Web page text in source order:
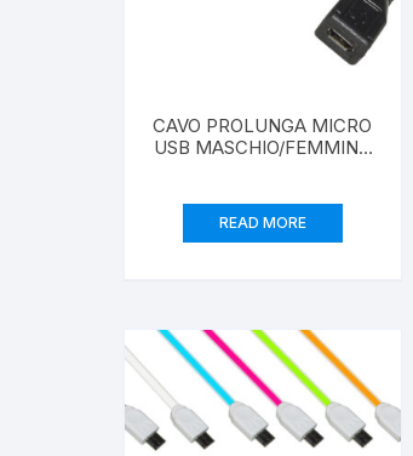
CAVO PROLUNGA MICRO
USB MASCHIO/FEMMINA
READ MORE